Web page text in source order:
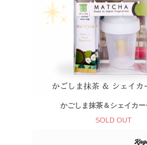
かごしま抹茶＆シェイカー
SOLD OUT